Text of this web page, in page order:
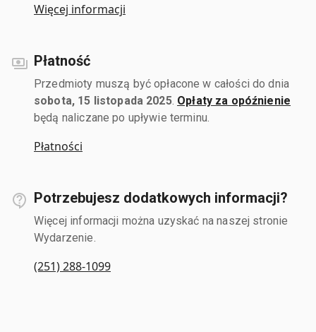
Więcej informacji
Płatność
Przedmioty muszą być opłacone w całości do dnia
sobota, 15 listopada 2025. Opłaty za opóźnienie
będą naliczane po upływie terminu.
Płatności
Potrzebujesz dodatkowych informacji?
Więcej informacji można uzyskać na naszej stronie
Wydarzenie.
(251) 288-1099